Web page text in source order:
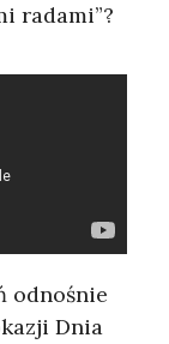
radami”?
odnośnie
Dnia